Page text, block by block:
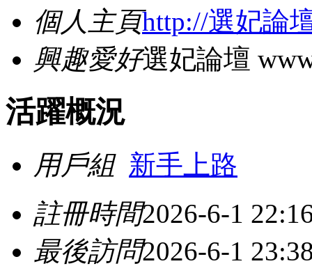
個人主頁http://選妃論
興趣愛好選妃論壇
活躍概況
用戶組 新手上路
註冊時間2026-6-1
最後訪問2026-6-1